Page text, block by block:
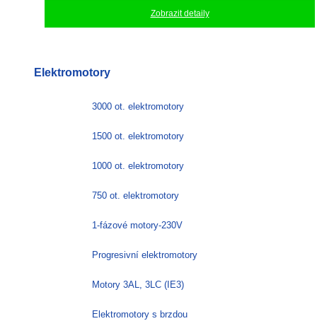
Zobrazit detaily
Elektromotory
3000 ot. elektromotory
1500 ot. elektromotory
1000 ot. elektromotory
750 ot. elektromotory
1-fázové motory-230V
Progresivní elektromotory
Motory 3AL, 3LC (IE3)
Elektromotory s brzdou